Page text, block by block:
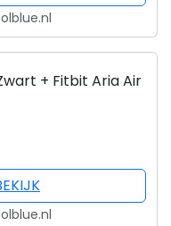
+ Fitbit Aria Air